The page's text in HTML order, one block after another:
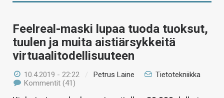
Feelreal-maski lupaa tuoda tuoksut,
tuulen ja muita aistiärsykkeitä
virtuaalitodellisuuteen
10.4.2019 - 22:22 / Petrus Laine
Tietotekniikka
Kommentit (41)